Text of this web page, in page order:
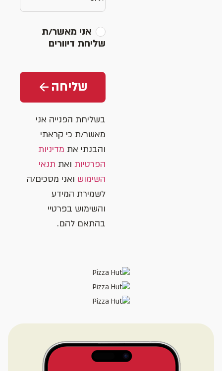
אני מאשר/ת
שליחת דיוורים
שליחה
בשליחת הפנייה אני
מאשר/ת כי קראתי
והבנתי את מדיניות
הפרטיות ואת תנאי
השימוש ואני מסכים/ה
לשמירת המידע
והשימוש בפרטיי
בהתאם להם.